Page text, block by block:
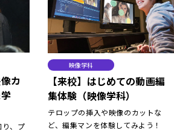
カ
、プ
映像学科
【来校】はじめての動画編
集体験（映像学科）
テロップの挿入や映像のカットな
ど、編集マンを体験してみよう！